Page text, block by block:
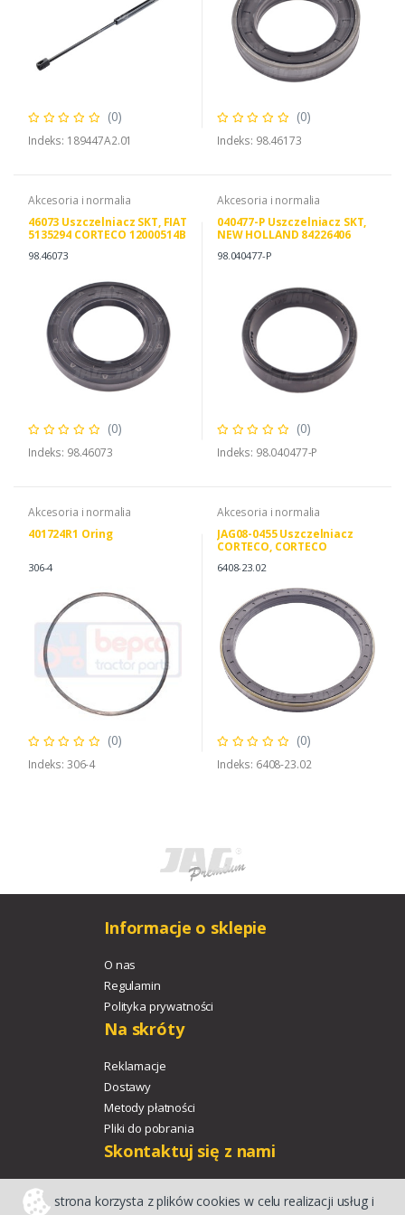
strona korzysta z plików cookies w celu realizacji usług i
(0)
Indeks: 189447A2.01
(0)
Indeks: 98.46173
Akcesoria i normalia
46073 Uszczelniacz SKT, FIAT
5135294 CORTECO 12000514B
98.46073
(0)
Indeks: 98.46073
Akcesoria i normalia
040477-P Uszczelniacz SKT,
NEW HOLLAND 84226406
98.040477-P
(0)
Indeks: 98.040477-P
Akcesoria i normalia
401724R1 Oring
306-4
(0)
Indeks: 306-4
Akcesoria i normalia
JAG08-0455 Uszczelniacz
CORTECO, CORTECO
6408-23.02
(0)
Indeks: 6408-23.02
Informacje o sklepie
O nas
Regulamin
Polityka prywatności
Na skróty
Reklamacje
Dostawy
Metody płatności
Pliki do pobrania
Skontaktuj się z nami
agroport@agroport.tech